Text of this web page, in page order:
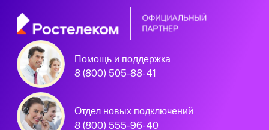
Помощь и поддержка
8 (800) 505-88-41
Отдел новых подключений
8 (800) 555-96-40
Официальный
партнер Ростелеком